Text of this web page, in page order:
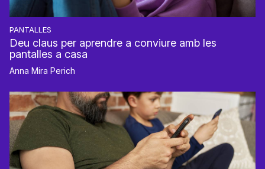
PANTALLES
Deu claus per aprendre a conviure amb les
pantalles a casa
Anna Mira Perich